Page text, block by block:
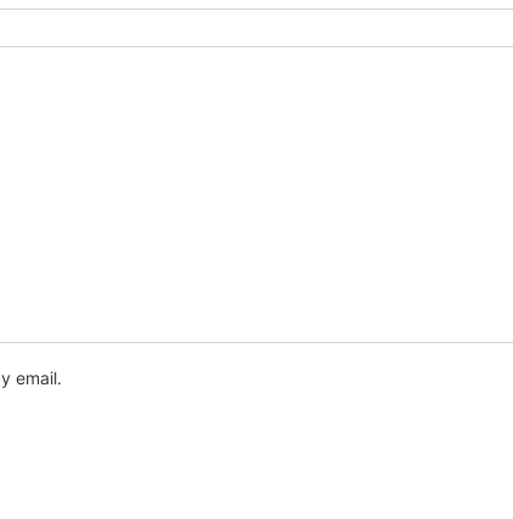
email.